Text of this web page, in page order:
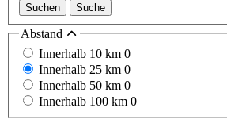
Suchen Suche
Abstand
Innerhalb 10 km 0
Innerhalb 25 km 0
Innerhalb 50 km 0
Innerhalb 100 km 0